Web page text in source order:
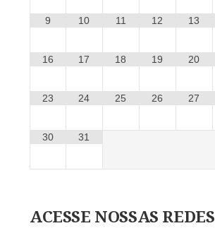
9 10 11 12 13
16 17 18 19 20
23 24 25 26 27
30 31
ACESSE NOSSAS REDES